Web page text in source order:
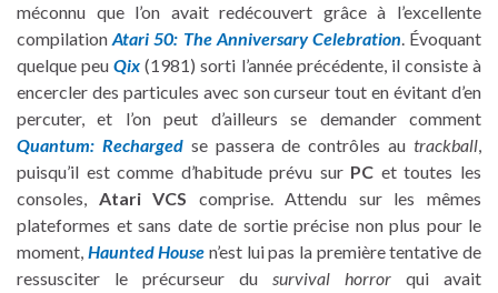
méconnu que l’on avait redécouvert grâce à l’excellente
compilationAtari 50: The Anniversary Celebration. Évoquant
quelque peuQix (1981) sorti l’année précédente, il consiste à
encercler des particules avec son curseur tout en évitant d’en
percuter, et l’on peut d’ailleurs se demander comment
Quantum: Rechargedse passera de contrôles autrackball,
puisqu’il est comme d’habitude prévu sur PC et toutes les
consoles, Atari VCS comprise. Attendu sur les mêmes
plateformes et sans date de sortie précise non plus pour le
moment, Haunted House n’est lui pas la première tentative de
ressusciter le précurseur du survival horror qui avait